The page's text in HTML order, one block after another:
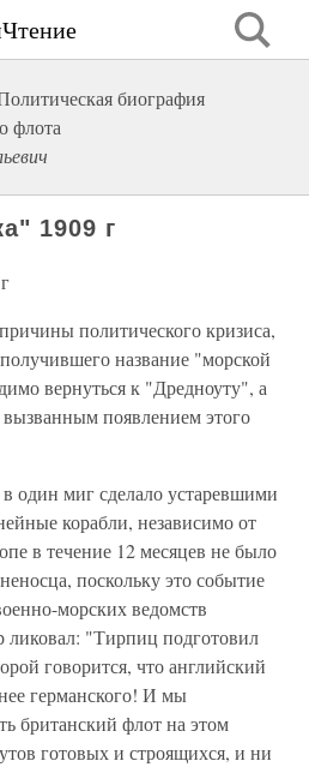
биография
флота
1909 г
политического кризиса,
название "морской
вернуться к "Дредноуту", а
появлением этого
один миг сделало устаревшими
корабли, независимо от
в течение 12 месяцев не было
поскольку это событие
морских ведомств
"Тирпиц подготовил
говорится, что английский
германского! И мы
британский флот на этом
готовых и строящихся, и ни